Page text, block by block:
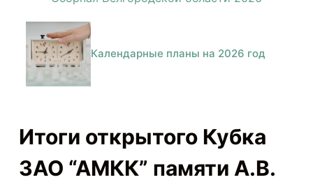
и
Календарные планы на 2026 год
Итоги открытого Кубка
ЗАО “АМКК” памяти А.В.